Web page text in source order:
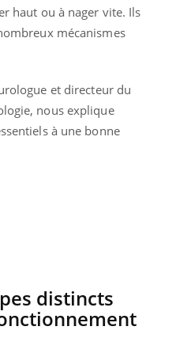
haut ou à nager vite. Ils
mécanismes
et directeur du
nous explique
à une bonne
distincts